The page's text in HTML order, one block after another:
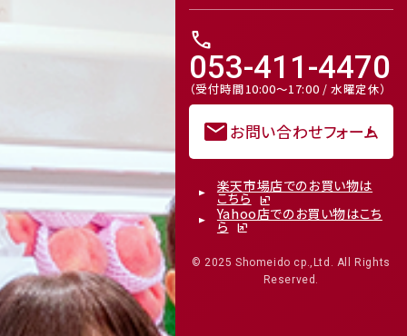
call
053-411-4470
（受付時間10:00～17:00 / 水曜定休）
mailお問い合わせフォーム
楽天市場店でのお買い物は
こちら
Yahoo店でのお買い物はこち
ら
© 2025 Shomeido cp.,Ltd. All Rights
Reserved.